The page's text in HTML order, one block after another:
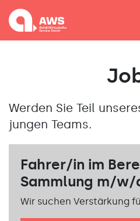
Werden Sie Teil
jungen Teams.
Fahrer/in im
Sammlung m/w/
Wir suchen Verstärkung